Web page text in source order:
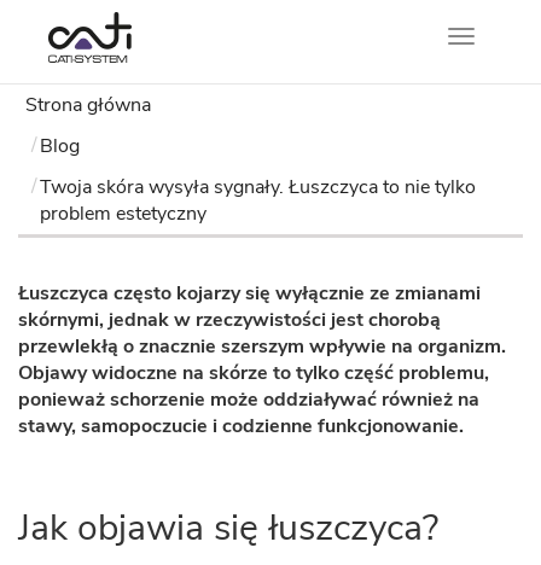
Strona główna
Blog
Twoja skóra wysyła sygnały. Łuszczyca to nie tylko
problem estetyczny
Łuszczyca często kojarzy się wyłącznie ze zmianami
skórnymi, jednak w rzeczywistości jest chorobą
przewlekłą o znacznie szerszym wpływie na organizm.
Objawy widoczne na skórze to tylko część problemu,
ponieważ schorzenie może oddziaływać również na
stawy, samopoczucie i codzienne funkcjonowanie.
Jak objawia się łuszczyca?